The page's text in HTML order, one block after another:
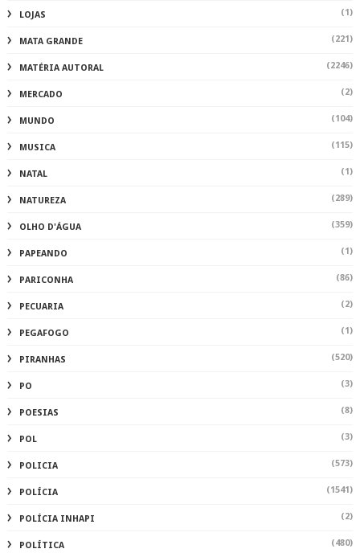
LOJAS (1)
MATA GRANDE (221)
MATÉRIA AUTORAL (2246)
MERCADO (2)
MUNDO (104)
MUSICA (115)
NATAL (1)
NATUREZA (289)
OLHO D'ÁGUA (359)
PAPEANDO (1)
PARICONHA (86)
PECUARIA (2)
PEGAFOGO (1)
PIRANHAS (520)
PO (3)
POESIAS (8)
POL (3)
POLICIA (573)
POLÍCIA (1541)
POLÍCIA INHAPI (2)
POLÍTICA (480)